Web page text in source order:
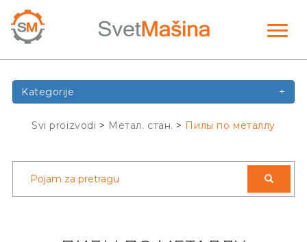
Kategorije +
Svi proizvodi > Метал. стан. > Пилы по металлу